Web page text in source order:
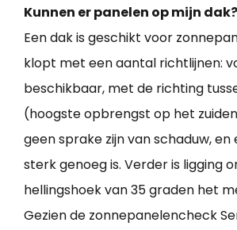
Kunnen er panelen op mijn dak?
Een dak is geschikt voor
klopt met een aantal richtlijnen:
beschikbaar, met de richting
(hoogste opbrengst op het
geen sprake zijn van schaduw, en
sterk genoeg is. Verder is ligging
hellingshoek van 35 graden het
Gezien de zonnepanelencheck